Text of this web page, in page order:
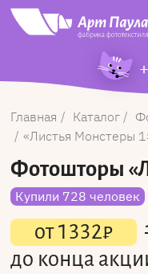
Главная Каталог
Листья Монстеры 1
Фотошторы
Купили 728 человек
от1332₽
до конца